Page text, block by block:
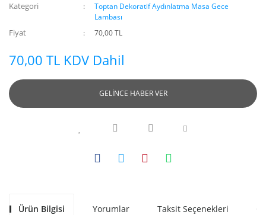
Kategori
Toptan Dekoratif Aydınlatma Masa Gece
Lambası
Fiyat 70,00 TL
70,00 TL KDV Dahil
GELİNCE HABER VER
Ürün Bilgisi Yorumlar Taksit Seçenekleri